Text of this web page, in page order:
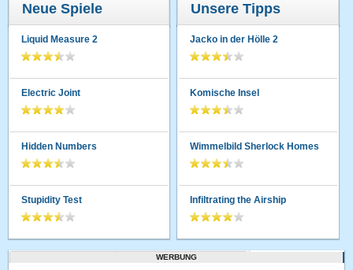
Neue Spiele
Liquid Measure 2
Electric Joint
Hidden Numbers
Stupidity Test
Unsere Tipps
Jacko in der Hölle 2
Komische Insel
Wimmelbild Sherlock Homes
Infiltrating the Airship
WERBUNG